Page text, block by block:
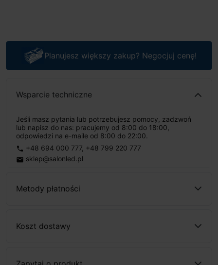
Planujesz większy zakup? Negocjuj cenę!
Wsparcie techniczne
Jeśli masz pytania lub potrzebujesz pomocy, zadzwoń
lub napisz do nas: pracujemy od 8:00 do 18:00,
odpowiedzi na e-maile od 8:00 do 22:00.
phone +48 694 000 777, +48 799 220 777
email sklep@salonled.pl
Metody płatności
Koszt dostawy